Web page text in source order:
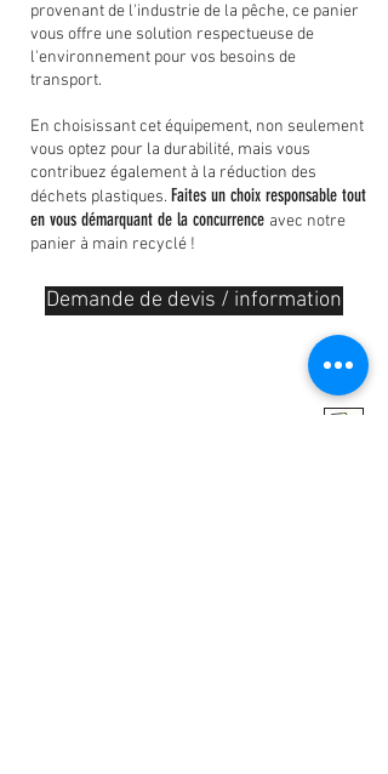
provenant de l'industrie de la pêche, ce panier
vous offre une solution respectueuse de
l'environnement pour vos besoins de
transport.
En choisissant cet équipement, non seulement
vous optez pour la durabilité, mais vous
contribuez également à la réduction des
déchets plastiques. Faites un choix responsable tout
en vous démarquant de la concurrence avec notre
panier à main recyclé !
Demande de devis / information